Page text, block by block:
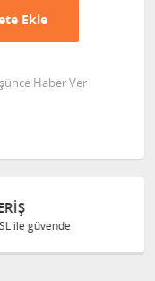
Ekle
Haber Ver
ile güvende